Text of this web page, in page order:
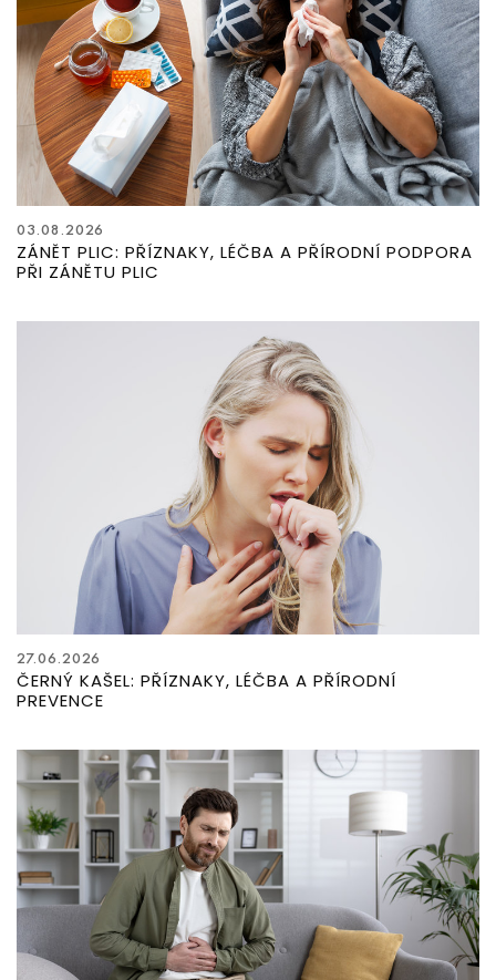
03.08.2026
ZÁNĚT PLIC: PŘÍZNAKY, LÉČBA A PŘÍRODNÍ PODPORA
PŘI ZÁNĚTU PLIC
27.06.2026
ČERNÝ KAŠEL: PŘÍZNAKY, LÉČBA A PŘÍRODNÍ
PREVENCE